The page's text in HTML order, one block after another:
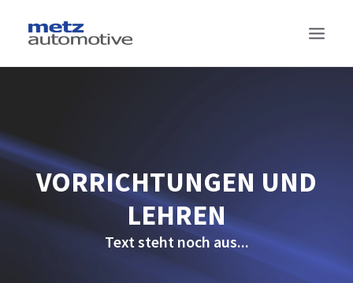
PROJEKTE
SUPPLY CHAIN MANAGEMENT
VORRICHTUNGEN UND
LEHREN
Text steht noch aus...